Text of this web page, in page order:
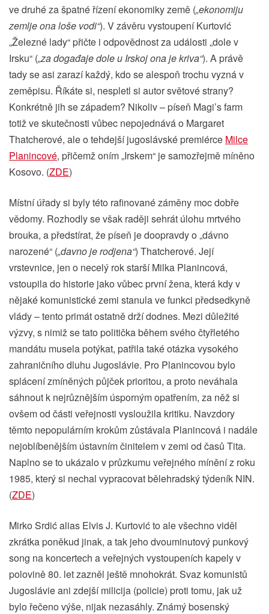
ve druhé za špatné řízení ekonomiky země („ekonomiju
zemlje ona loše vodi“). V závěru vystoupení Kurtović
„Železné lady“ přičte i odpovědnost za události „dole v
Irsku“ („za događaje dole u Irskoj ona je kriva“). A právě
tady se asi zarazí každý, kdo se alespoň trochu vyzná v
zeměpisu. Říkáte si, nespletl si autor světové strany?
Konkrétně jih se západem? Nikoliv – píseň Magi’s farm
totiž ve skutečnosti vůbec nepojednává o Margaret
Thatcherové, ale o tehdejší jugoslávské premiérce Milce
Planincové, přičemž oním „Irskem“ je samozřejmě míněno
Kosovo. (ZDE)
Místní úřady si byly této rafinované záměny moc dobře
vědomy. Rozhodly se však raději sehrát úlohu mrtvého
brouka, a předstírat, že píseň je doopravdy o „dávno
narozené“ („davno je rodjena“) Thatcherové. Její
vrstevnice, jen o necelý rok starší Milka Planincová,
vstoupila do historie jako vůbec první žena, která kdy v
nějaké komunistické zemi stanula ve funkci předsedkyně
vlády – tento primát ostatně drží dodnes. Mezi důležité
výzvy, s nimiž se tato politička během svého čtyřletého
mandátu musela potýkat, patřila také otázka vysokého
zahraničního dluhu Jugoslávie. Pro Planincovou bylo
splácení zmíněných půjček prioritou, a proto neváhala
sáhnout k nejrůznějším úsporným opatřením, za něž si
ovšem od části veřejnosti vysloužila kritiku. Navzdory
těmto nepopulárním krokům zůstávala Planincová i nadále
nejoblíbenějším ústavním činitelem v zemi od časů Tita.
Naplno se to ukázalo v průzkumu veřejného mínění z roku
1985, který si nechal vypracovat bělehradský týdeník NIN.
(ZDE)
Mirko Srdić alias Elvis J. Kurtović to ale všechno viděl
zkrátka poněkud jinak, a tak jeho dvouminutový punkový
song na koncertech a veřejných vystoupeních kapely v
polovině 80. let zazněl ještě mnohokrát. Svaz komunistů
Jugoslávie ani zdejší milicija (policie) proti tomu, jak už
bylo řečeno výše, nijak nezasáhly. Známý bosenský